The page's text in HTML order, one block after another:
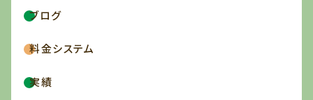
ブログ
料金システム
実績